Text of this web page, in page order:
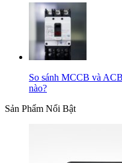
So sánh MCCB và
nào?
Sản Phẩm Nổi Bật